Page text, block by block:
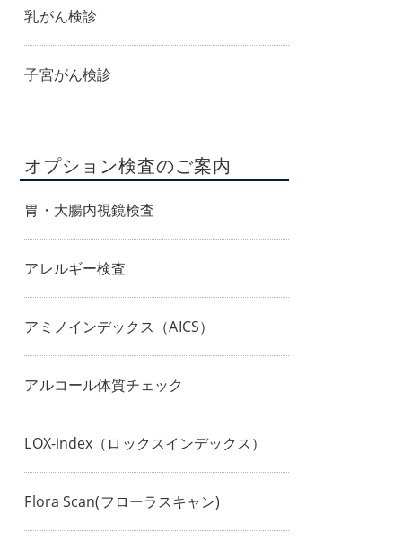
乳がん検診
子宮がん検診
オプション検査のご案内
胃・大腸内視鏡検査
アレルギー検査
アミノインデックス（AICS）
アルコール体質チェック
LOX-index（ロックスインデックス）
Flora Scan(フローラスキャン)